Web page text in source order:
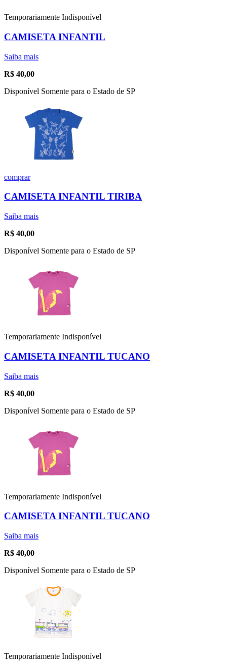
Temporariamente Indisponível
CAMISETA INFANTIL
Saiba mais
R$ 40,00
Disponível Somente para o Estado de SP
comprar
CAMISETA INFANTIL TIRIBA
Saiba mais
R$ 40,00
Disponível Somente para o Estado de SP
Temporariamente Indisponível
CAMISETA INFANTIL TUCANO
Saiba mais
R$ 40,00
Disponível Somente para o Estado de SP
Temporariamente Indisponível
CAMISETA INFANTIL TUCANO
Saiba mais
R$ 40,00
Disponível Somente para o Estado de SP
Temporariamente Indisponível